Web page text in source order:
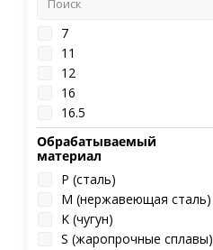
MRMN
PEN
PTA
QC
QCKB
QCMB
QPMB
SP
SPDR
T11/T16
TDC
7
11
12
16
16.5
18
27
32
42
Обрабатываемый
материал
P (сталь)
M (нержавеющая сталь)
K (чугун)
S (жаропрочные сплавы)